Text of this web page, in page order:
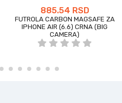
885.54 RSD
FUTROLA CARBON MAGSAFE ZA
IPHONE AIR (6.6) CRNA (BIG
CAMERA)